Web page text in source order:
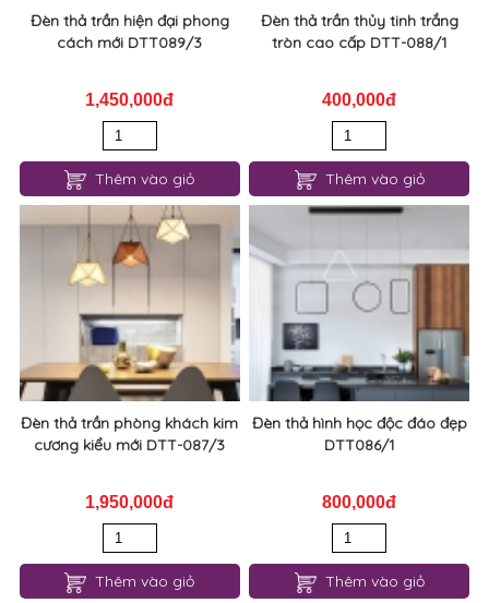
Đèn thả trần hiện đại phong
cách mới DTT089/3
1,450,000đ
Thêm vào giỏ
Đèn thả trần thủy tinh trắng
tròn cao cấp DTT-088/1
400,000đ
Thêm vào giỏ
Đèn thả trần phòng khách kim
cương kiểu mới DTT-087/3
1,950,000đ
Thêm vào giỏ
Đèn thả hình học độc đáo đẹp
DTT086/1
800,000đ
Thêm vào giỏ